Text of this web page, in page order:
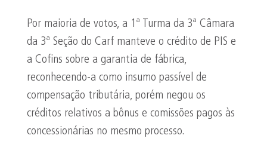
Por maioria de votos, a 1ª Turma da 3ª Câmara
da 3ª Seção do Carf manteve o crédito de PIS e
a Cofins sobre a garantia de fábrica,
reconhecendo-a como insumo passível de
compensação tributária, porém negou os
créditos relativos a bônus e comissões pagos às
concessionárias no mesmo processo.